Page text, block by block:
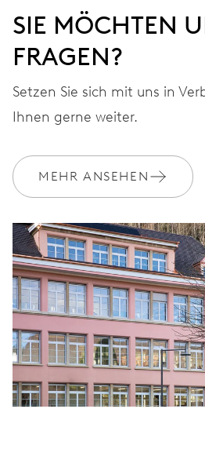
SIE MÖCHTEN
FRAGEN?
Setzen Sie sich mit uns in
Ihnen gerne weiter.
MEHR ANSEHEN